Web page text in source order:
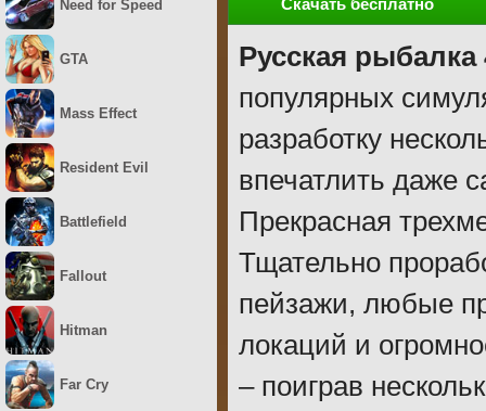
Скачать бесплатно
Русская рыбалка
популярных
разработку
впечатлить даже
Прекрасная
Тщательно
пейзажи, любые
локаций и
– поиграв
Need for Speed
GTA
Mass Effect
Resident Evil
Battlefield
Fallout
Hitman
Far Cry